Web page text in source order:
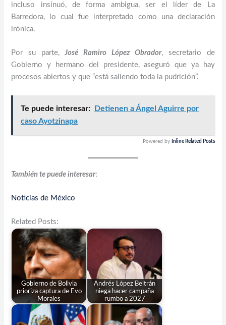
incluso insinuó, de forma ambigua, ser el líder de La
Barredora, lo cual fue interpretado como una declaración
irónica.
Por su parte,José Ramiro López Obrador, secretario de
Gobierno y hermano del presidente, aseguró que ya hay
procesos abiertos y que “está saliendo toda la pudrición”.
Te puede interesar:
Detienen a Ángel Aguirre por
caso Ayotzinapa
Powered by Inline Related Posts
También te puede interesar:
Noticias de México
Related Posts:
Gobierno de Bolivia
prioriza captura de Evo
Morales
Andrés López Beltrán
niega hacer campaña
rumbo a 2027